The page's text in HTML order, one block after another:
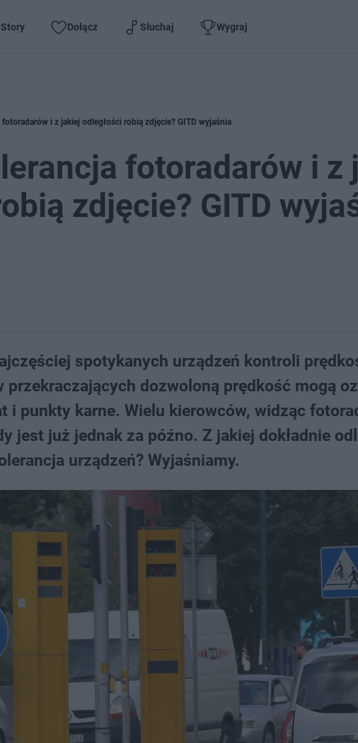
Story Dołącz Słuchaj Wygraj
i z jakiej odległości robią zdjęcie? GITD wyjaśnia
fotoradarów i z
zdjęcie? GITD
spotykanych urządzeń kontroli
przekraczających dozwoloną prędkość mogą
i punkty karne. Wielu kierowców, widząc
jest już jednak za późno. Z jakiej dokładnie
urządzeń? Wyjaśniamy.